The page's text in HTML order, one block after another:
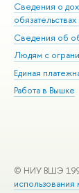
Сведения о
Сведения об
Людям с
Единая
Работа в Вышке
© НИУ ВШЭ
использования